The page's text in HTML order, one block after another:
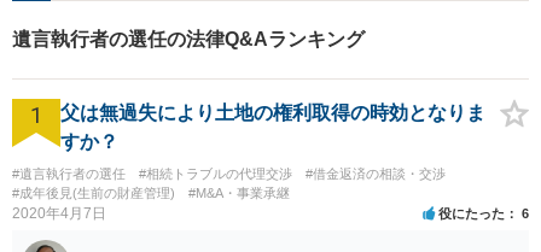
遺言執行者の選任の法律Q&Aランキング
1
父は無過失により土地の権利取得の時効となりま
すか？
#遺言執行者の選任 #相続トラブルの代理交渉
#借金返済の相談・交渉
#成年後見(生前の財産管理)
#M&A・事業承継
2020年4月7日 役にたった 6